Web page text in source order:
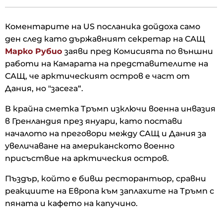
Коментарите на US посланика дойдоха само
ден след като държавният секретар на САЩ
Марко Рубио заяви пред Комисията по външни
работи на Камарата на представителите на
САЩ, че арктическият остров е част от
Дания, но "засега“.
В крайна сметка Тръмп изключи военна инвазия
в Гренландия през януари, като постави
началото на преговори между САЩ и Дания за
увеличаване на американското военно
присъствие на арктическия остров.
Пъздър, който е бивш ресторантьор, сравни
реакциите на Европа към заплахите на Тръмп с
пяната и кафето на капучино.